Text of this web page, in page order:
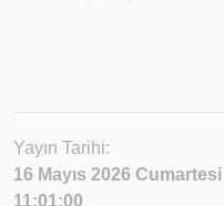
Yayın Tarihi:
16 Mayıs 2026 Cumartesi
11:01:00